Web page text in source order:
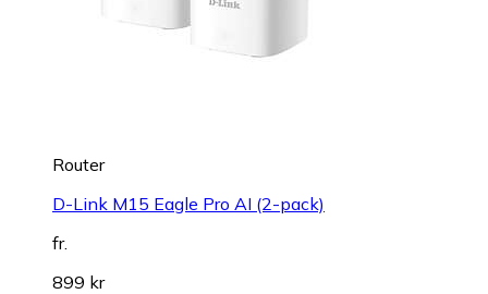
Router
D-Link M15 Eagle Pro AI (2-pack)
fr.
899 kr